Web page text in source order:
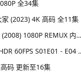
全34集
家 (2023) 4K 高码 全11集
【原盘】江山美人 (2008) 1080P REMUX 内封简繁特效字幕
九门（2026）4K
码 更新至16集